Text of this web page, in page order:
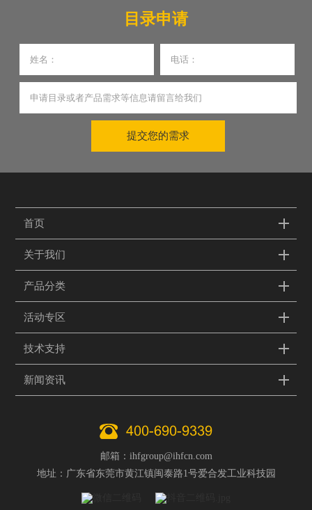
目录申请
提交您的需求
首页
关于我们
产品分类
活动专区
技术支持
新闻资讯
400-690-9339
邮箱：ihfgroup@ihfcn.com
地址：广东省东莞市黄江镇闽泰路1号爱合发工业科技园